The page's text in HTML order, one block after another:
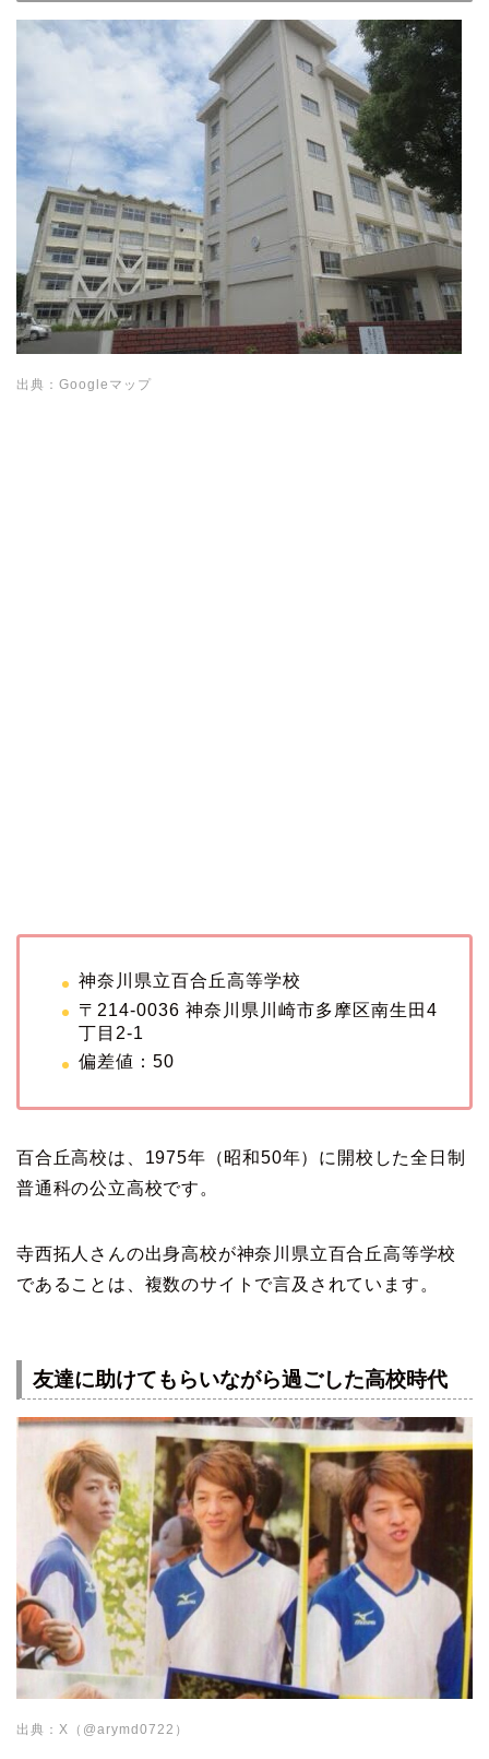
出典：Googleマップ
神奈川県立百合丘高等学校
〒214-0036 神奈川県川崎市多摩区南生田4
丁目2-1
偏差値：50
百合丘高校は、1975年（昭和50年）に開校した全日制
普通科の公立高校です。
寺西拓人さんの出身高校が神奈川県立百合丘高等学校
であることは、複数のサイトで言及されています。
友達に助けてもらいながら過ごした高校時代
出典：X（@arymd0722）